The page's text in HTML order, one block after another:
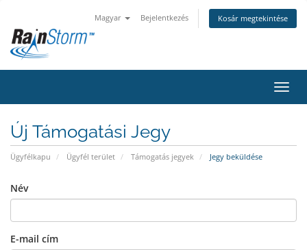
Magyar Bejelentkezés Kosár megtekintése
Új Támogatási Jegy
Ügyfélkapu Ügyfél terület Támogatás jegyek Jegy beküldése
Név
E-mail cím